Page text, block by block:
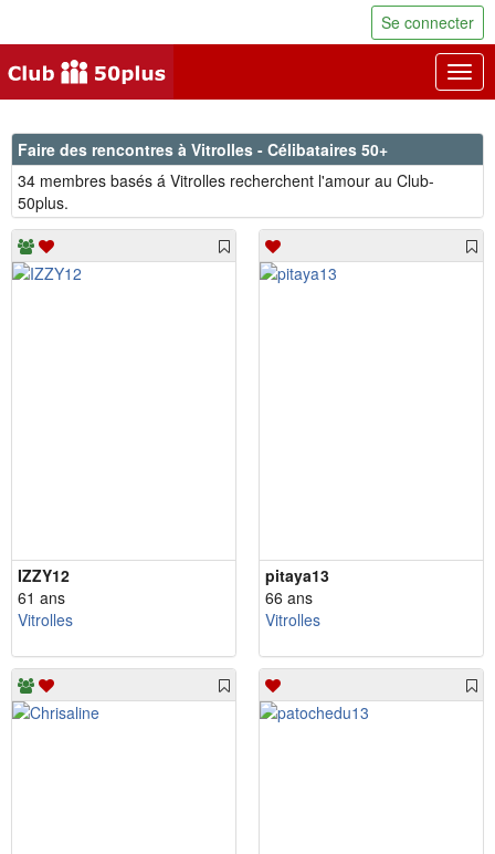
Se connecter
Faire des rencontres à Vitrolles - Célibataires 50+
34 membres basés á Vitrolles recherchent l'amour au Club-
50plus.
IZZY12
61 ans
Vitrolles
pitaya13
66 ans
Vitrolles